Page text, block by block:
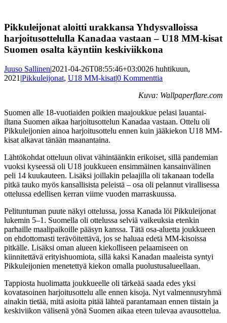
Pikkuleijonat aloitti urakkansa Yhdysvalloissa
harjoitusottelulla Kanadaa vastaan – U18 MM-kisat
Suomen osalta käyntiin keskiviikkona
Juuso Sallinen|2021-04-26T08:55:46+03:0026 huhtikuun,
2021|Pikkuleijonat, U18 MM-kisat|0 Kommenttia
Kuva: Wallpaperflare.com
Suomen alle 18-vuotiaiden poikien maajoukkue pelasi lauantai-
iltana Suomen aikaa harjoitusottelun Kanadaa vastaan. Ottelu oli
Pikkuleijonien ainoa harjoitusottelu ennen kuin jääkiekon U18 MM-
kisat alkavat tänään maanantaina.
Lähtökohdat otteluun olivat vähintäänkin erikoiset, sillä pandemian
vuoksi kyseessä oli U18 joukkueen ensimmäinen kansainvälinen
peli 14 kuukauteen. Lisäksi joillakin pelaajilla oli takanaan todella
pitkä tauko myös kansallisista peleistä – osa oli pelannut virallisessa
ottelussa edellisen kerran viime vuoden marraskuussa.
Pelituntuman puute näkyi ottelussa, jossa Kanada löi Pikkuleijonat
lukemin 5–1. Suomella oli ottelussa selviä vaikeuksia etenkin
parhaille maalipaikoille pääsyn kanssa. Tätä osa-aluetta joukkueen
on ehdottomasti terävöitettävä, jos se haluaa edetä MM-kisoissa
pitkälle. Lisäksi oman alueen kiekolliseen pelaamiseen on
kiinnitettävä erityishuomiota, sillä kaksi Kanadan maaleista syntyi
Pikkuleijonien menetettyä kiekon omalla puolustusalueellaan.
Tappiosta huolimatta joukkueelle oli tärkeää saada edes yksi
kovatasoinen harjoitusottelu alle ennen kisoja. Nyt valmennusryhmä
ainakin tietää, mitä asioita pitää lähteä parantamaan ennen tiistain ja
keskiviikon välisenä yönä Suomen aikaa eteen tulevaa avausottelua.